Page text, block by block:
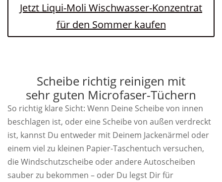
Jetzt Liqui-Moli Wischwasser-Konzentrat
für den Sommer kaufen
Scheibe richtig reinigen mit
sehr guten Microfaser-Tüchern
So richtig klare Sicht: Wenn Deine Scheibe von innen
beschlagen ist, oder eine Scheibe von außen verdreckt
ist, kannst Du entweder mit Deinem Jackenärmel oder
einem viel zu kleinen Papier-Taschentuch versuchen,
die Windschutzscheibe oder andere Autoscheiben
sauber zu bekommen – oder Du legst Dir für